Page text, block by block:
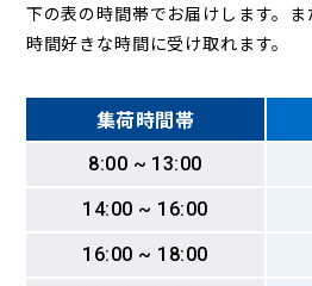
下の表の時間帯でお届けします。
時間好きな時間に受け取れます。
集荷時間帯
8:00 ~ 13:00
14:00 ~ 16:00
16:00 ~ 18:00